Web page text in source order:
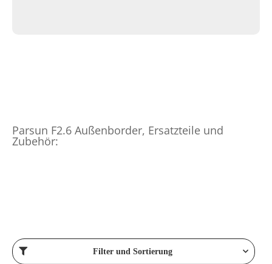
Parsun F2.6 Außenborder, Ersatzteile und
Zubehör:
Filter und Sortierung